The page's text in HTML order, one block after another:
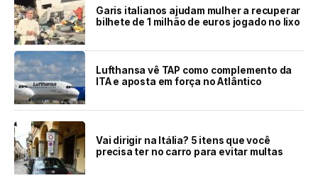
Garis italianos ajudam mulher a recuperar
bilhete de 1 milhão de euros jogado no lixo
Lufthansa vê TAP como complemento da
ITA e aposta em força no Atlântico
Vai dirigir na Itália? 5 itens que você
precisa ter no carro para evitar multas